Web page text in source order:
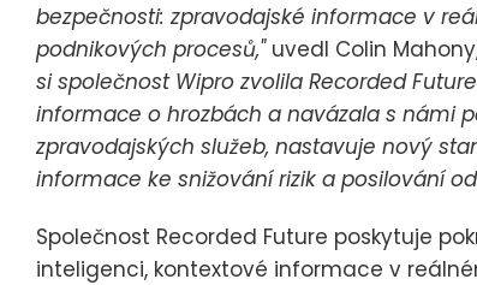
bezpečnosti: zpravodajské informace v
podnikových procesů," uvedl Colin
si společnost Wipro zvolila Recorded
informace o hrozbách a navázala s námi
zpravodajských služeb, nastavuje nový
informace ke snižování rizik a posilování
Společnost Recorded Future poskytuje
inteligenci, kontextové informace v